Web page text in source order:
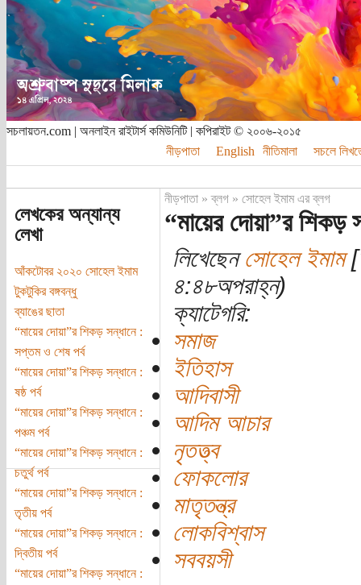
সচলায়তন.com | অনলাইন রাইটার্স কমিউনিটি | কপিরাইট © ২০০৬-২০১৫
নীড়পাতা
English নীতিমালা সচলে
লেখকের অন্যান্য
লেখা
আঁকটোবর ২০২০ সোহেল ইমাম
টুকটুকির বঙ্গবন্ধু
ব্যাঙের ছাতা
“মায়ের দোয়া”র শিকড় সন্ধানে :
সপ্তম ও শেষ পর্ব
“মায়ের দোয়া”র শিকড় সন্ধানে :
ষষ্ঠ পর্ব
“মায়ের দোয়া”র শিকড় সন্ধানে :
পঞ্চম পর্ব
“মায়ের দোয়া”র শিকড় সন্ধানে :
চতুর্থ পর্ব
“মায়ের দোয়া”র শিকড় সন্ধানে :
তৃতীয় পর্ব
“মায়ের দোয়া”র শিকড় সন্ধানে :
দ্বিতীয় পর্ব
“মায়ের দোয়া”র শিকড় সন্ধানে :
নীড়পাতা»ব্লগ» সোহেল ইমাম এর ব্লগ
“মায়ের দোয়া”র শিকড়
লিখেছেনসোহেল ইমাম
৪:৪৮অপরাহ্ন)
ক্যাটেগরি:
সমাজ
ইতিহাস
আদিবাসী
আদিম আচার
নৃতত্ত্ব
ফোকলোর
মাতৃতন্ত্র
লোকবিশ্বাস
সববয়সী